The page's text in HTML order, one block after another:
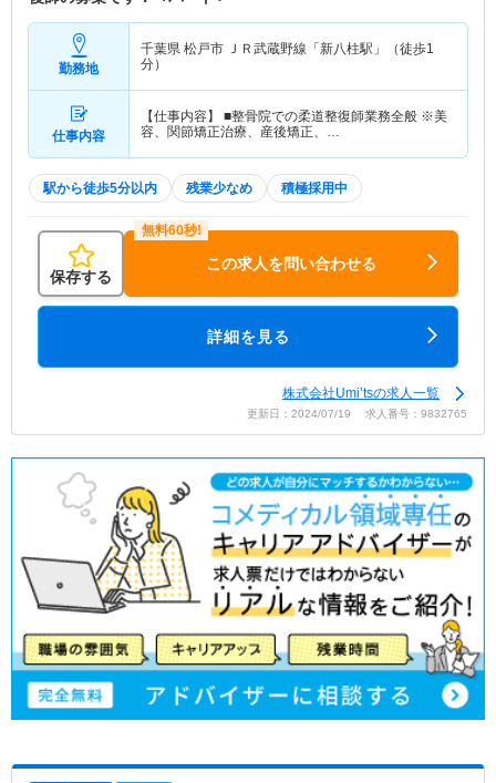
勤務地
千葉県 松戸市
ＪＲ武蔵野線「新八柱駅」（徒歩1
分）
仕事内容
【仕事内容】 ■整骨院での柔道整復師業務全般 ※美
容、関節矯正治療、産後矯正、…
駅から徒歩5分以内 残業少なめ 積極採用中
保存する
この求人を問い合わせる
詳細を見る
株式会社Umi’tsの求人一覧
更新日：2024/07/19 求人番号：9832765